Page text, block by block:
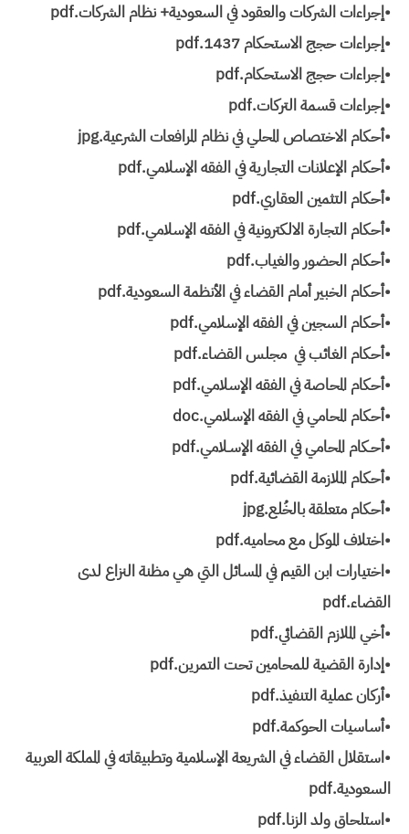
•إجراءات الشركات والعقود في السعودية+ نظام الشركات.pdf
•إجراءات حجج الاستحكام 1437.pdf
•إجراءات حجج الاستحكام.pdf
•إجراءات قسمة التركات.pdf
•أحكام الاختصاص المحلي في نظام المرافعات الشرعية.jpg
•أحكام الإعلانات التجارية في الفقه الإسلامي.pdf
•أحكام التثمين العقاري.pdf
•أحكام التجارة الالكترونية في الفقه الإسلامي.pdf
•أحكام الحضور والغياب.pdf
•أحكام الخبير أمام القضاء في الأنظمة السعودية.pdf
•أحكام السجين في الفقه الإسلامي.pdf
•أحكام الغائب في مجلس القضاء.pdf
•أحكام المحاصة في الفقه الإسلامي.pdf
•أحكام المحامي في الفقه الإسلامي.doc
•أحـكام المحامي في الفقه الإسـلامي.pdf
•أحكام الملازمة القضائية.pdf
•أحكام متعلقة بالخُلع.jpg
•اختلاف الموكل مع محاميه.pdf
•اختيارات ابن القيم في المسائل التي هي مظنة النزاع لدى
القضاء.pdf
•أخي الملازم القضائي.pdf
•إدارة القضية للمحامين تحت التمرين.pdf
•أركان عملية التنفيذ.pdf
•أساسيات الحوكمة.pdf
•استقلال القضاء في الشريعة الإسلامية وتطبيقاته في المملكة العربية
السعودية.pdf
•استلحاق ولد الزنا.pdf